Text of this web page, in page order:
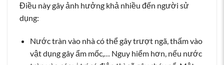
Điều này gây ảnh hưởng khả nhiều đến người sử
dụng:
Nước tràn vào nhà có thể gây trượt ngã, thấm vào
vật dụng gây ẩm mốc,… Nguy hiểm hơn, nếu nước